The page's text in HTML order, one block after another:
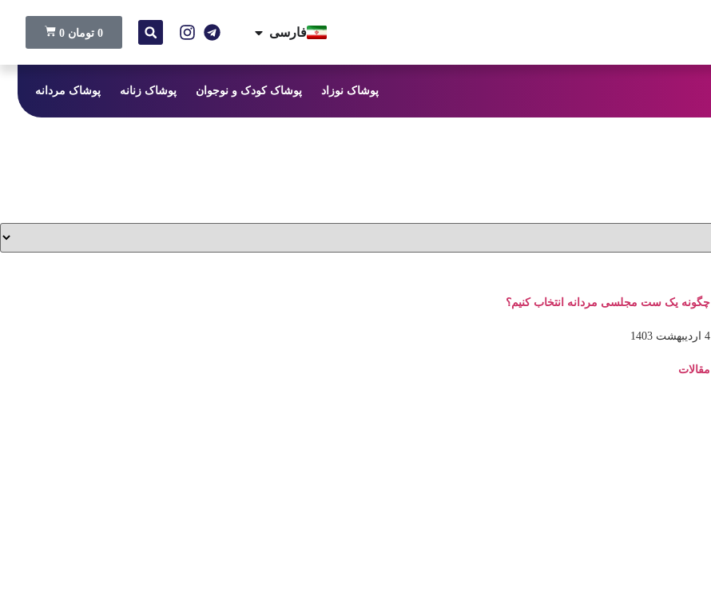
0 تومان 0 فارسی
پوشاک نوزاد پوشاک کودک و نوجوان پوشاک زنانه پوشاک مردانه
چگونه یک ست مجلسی مردانه انتخاب کنیم؟
4 اردیبهشت 1403
مقالات